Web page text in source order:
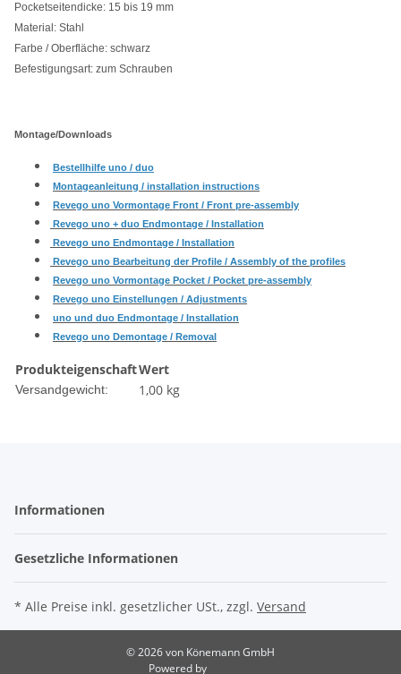
Pocketseitendicke: 15 bis 19 mm
Material: Stahl
Farbe / Oberfläche: schwarz
Befestigungsart: zum Schrauben
Montage/Downloads
Bestellhilfe uno / duo
Montageanleitung / installation instructions
Revego uno Vormontage Front / Front pre-assembly
Revego uno + duo Endmontage / Installation
Revego uno Endmontage / Installation
Revego uno Bearbeitung der Profile / Assembly of the profiles
Revego uno Vormontage Pocket / Pocket pre-assembly
Revego uno Einstellungen / Adjustments
uno und duo Endmontage / Installation
Revego uno Demontage / Removal
ProdukteigenschaftWert
Versandgewicht: 1,00 kg
Informationen
Gesetzliche Informationen
* Alle Preise inkl. gesetzlicher USt., zzgl. Versand
© 2026 von Könemann GmbH
Powered by